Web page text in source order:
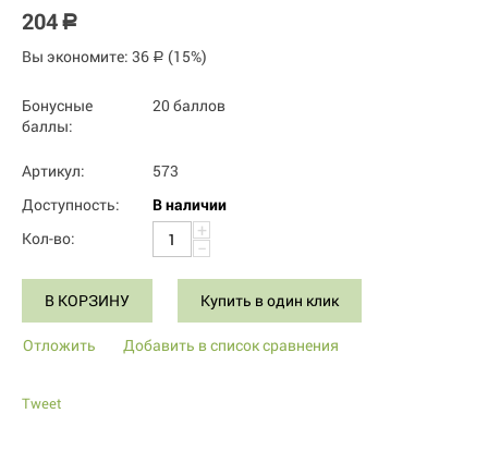
204 Р
Вы экономите: 36 Р (15%)
Бонусные
баллы:
20 баллов
Артикул:
573
Доступность:
В наличии
Кол-во:
+
−
В КОРЗИНУ Купить в один клик
Отложить Добавить в список сравнения
Tweet